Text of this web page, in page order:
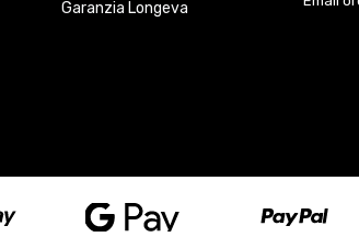
Garanzia Longeva